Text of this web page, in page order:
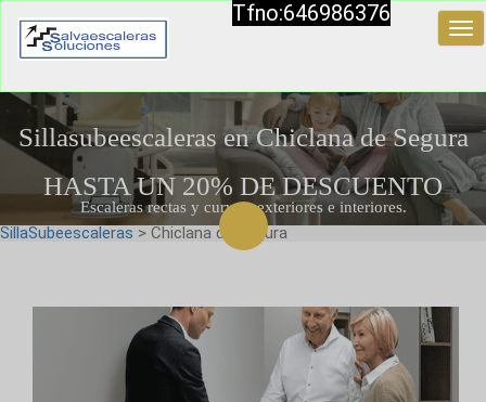
Tfno:646986376
Sillasubeescaleras en Chiclana de Segura
HASTA UN 20% DE DESCUENTO
Escaleras rectas y curvas, exteriores e interiores.
SillaSubeescaleras > Chiclana de Segura